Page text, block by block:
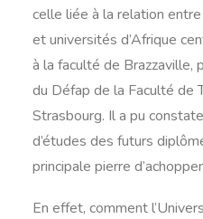
celle liée à la relation
et universités d’Afrique
à la faculté de Brazzaville,
du Défap de la Faculté de
Strasbourg. Il a pu
d’études des futurs
principale pierre
En effet, comment